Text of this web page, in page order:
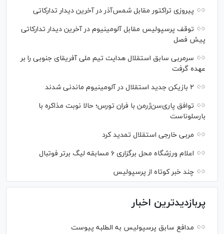
پیروزی تراکتور مقابل شمس‌آذر در آخرین دیدار تدارکاتی
توقف پرسپولیس مقابل آلومینیوم در آخرین دیدار تدارکاتی
پیش فصل
سرمربی سابق استقلال هدایت تیم ملی آفریقای جنوبی را بر
عهده گرفت
۲ بازیکن جدید استقلال در آلومینیوم ماندنی شدند
توافق پاری‌سن‌ژرمن با فران تورس؛ حالا نوبت مذاکره با
بارسلوناست
مربی خارجی استقلال تمدید کرد
اعلام ورزشگاه محل برگزاری ۶ مسابقه لیگ برتر فوتبال
چند خبر کوتاه از پرسپولیس
پربازدیدترین اخبار
مدافع سابق پرسپولیس به الطلبه پیوست